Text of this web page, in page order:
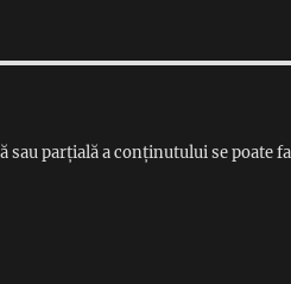
sau parțială a conținutului se poate